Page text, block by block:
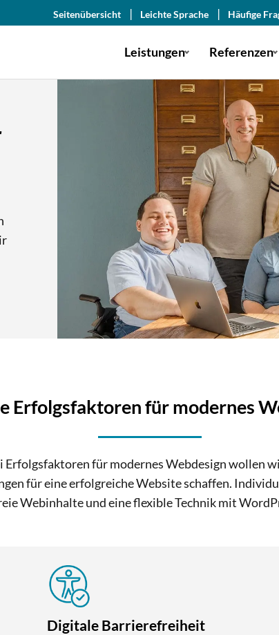
Seitenübersicht Leichte Sprache Häufige
Leistungen Referenzen
Erfolgsfaktoren für modernes
Erfolgsfaktoren für modernes Webdesign wollen
für eine erfolgreiche Website schaffen.
Webinhalte und eine flexible Technik mit
Digitale Barrierefreiheit